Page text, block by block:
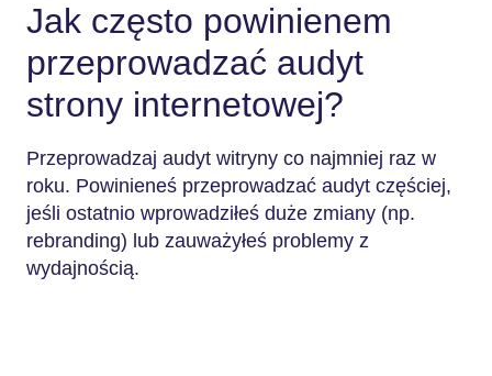
Jak często powinienem
przeprowadzać audyt
strony internetowej?
Przeprowadzaj audyt witryny co najmniej raz w
roku. Powinieneś przeprowadzać audyt częściej,
jeśli ostatnio wprowadziłeś duże zmiany (np.
rebranding) lub zauważyłeś problemy z
wydajnością.